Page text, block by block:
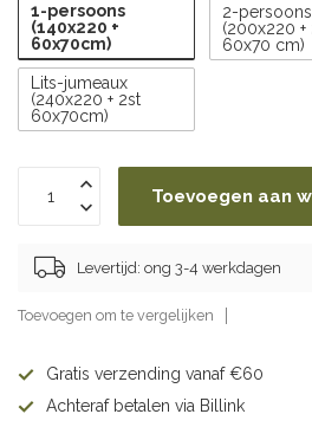
1-persoons
(140x220 +
60x70cm)
2-persoons
(200x220 +
60x70 cm)
Lits-jumeaux
(240x220 + 2st
60x70cm)
Toevoegen aan
Levertijd: ong 3-4 werkdagen
Toevoegen om te vergelijken
Gratis verzending vanaf €60
Achteraf betalen via Billink